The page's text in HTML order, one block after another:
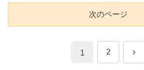
次のページ
1 2 次